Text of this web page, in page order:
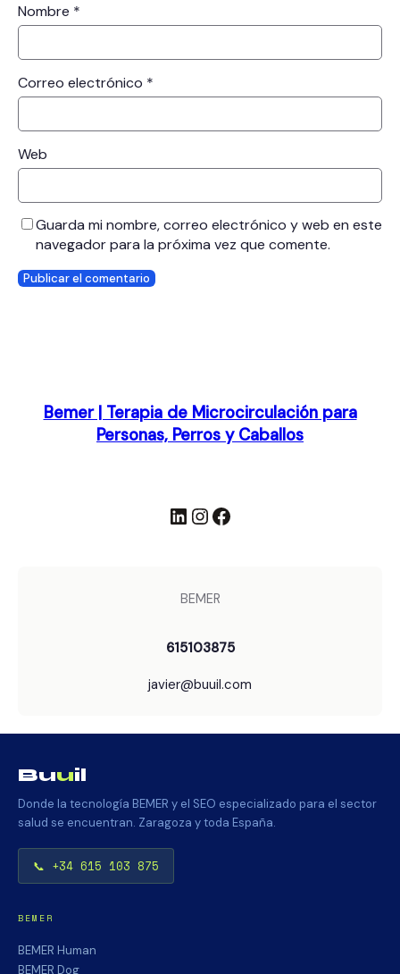
Nombre *
Correo electrónico *
Web
Guarda mi nombre, correo electrónico y web en este
navegador para la próxima vez que comente.
Bemer | Terapia de Microcirculación para
Personas, Perros y Caballos
LinkedIn InstagramFacebook
BEMER
615103875
javier@buuil.com
Buuil
Donde la tecnología BEMER y el SEO especializado para el sector
salud se encuentran. Zaragoza y toda España.
📞 +34 615 103 875
BEMER
BEMER Human
BEMER Dog